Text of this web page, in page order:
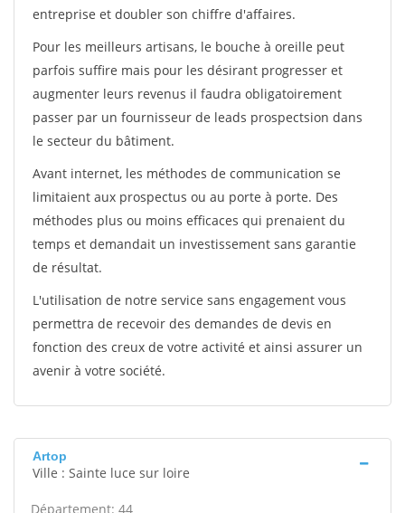
entreprise et doubler son chiffre d'affaires.
Pour les meilleurs artisans, le bouche à oreille peut
parfois suffire mais pour les désirant progresser et
augmenter leurs revenus il faudra obligatoirement
passer par un fournisseur de leads prospectsion dans
le secteur du bâtiment.
Avant internet, les méthodes de communication se
limitaient aux prospectus ou au porte à porte. Des
méthodes plus ou moins efficaces qui prenaient du
temps et demandait un investissement sans garantie
de résultat.
L'utilisation de notre service sans engagement vous
permettra de recevoir des demandes de devis en
fonction des creux de votre activité et ainsi assurer un
avenir à votre société.
Artop
Ville : Sainte luce sur loire
Département: 44